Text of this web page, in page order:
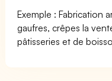
Exemple : Fabrication
gaufres, crêpes la
pâtisseries et de